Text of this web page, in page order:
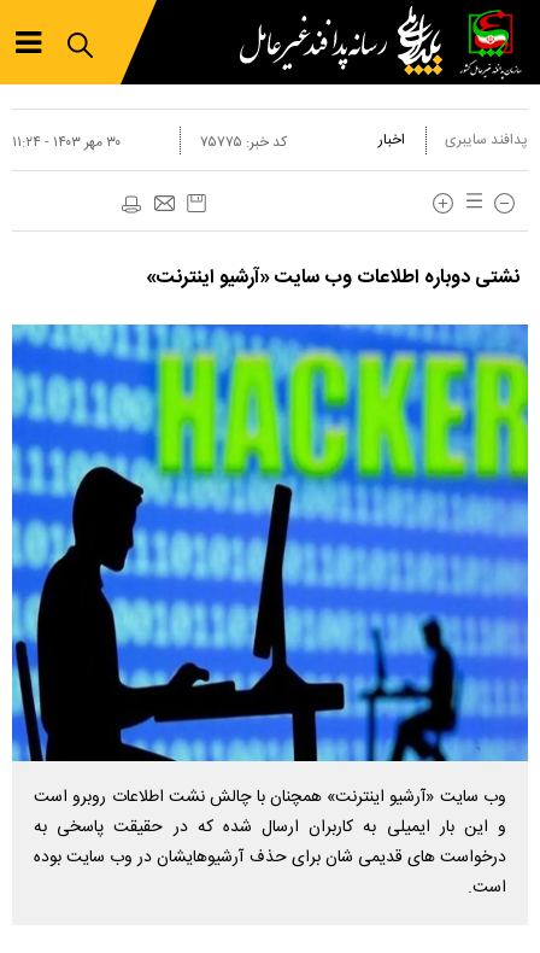
پدافند سایبری اخبار ۳۰ مهر ۱۴۰۳ - ۱۱:۲۴ کد خبر: ۷۵۷۷۵
نشتی دوباره اطلاعات وب سایت «آرشیو اینترنت»
وب سایت «آرشیو اینترنت» همچنان با چالش نشت اطلاعات روبرو است
و این بار ایمیلی به کاربران ارسال شده که در حقیقت پاسخی به
درخواست های قدیمی شان برای حذف آرشیوهایشان در وب سایت بوده
است.